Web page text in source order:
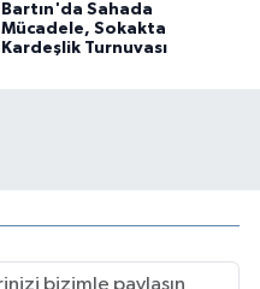
Bartın'da Sahada
Mücadele, Sokakta
Kardeşlik Turnuvası